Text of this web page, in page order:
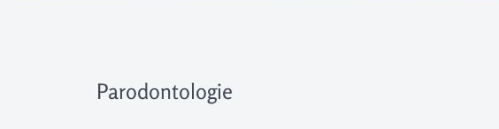
Parodontologie